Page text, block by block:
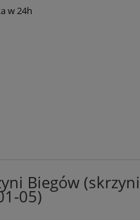
w 24h
Biegów
05)